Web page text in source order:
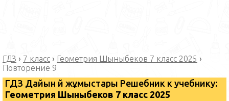
ГДЗ › 7 класс › Геометрия Шыныбеков 7 класс 2025 ›
Повторение 9
ГДЗ Дайын үй жұмыстары Решебник к учебнику:
Геометрия Шыныбеков 7 класс 2025